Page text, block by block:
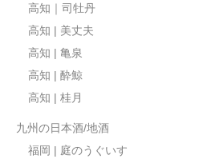
高知｜司牡丹
高知 | 美丈夫
高知 | 亀泉
高知 | 酔鯨
高知 | 桂月
九州の日本酒/地酒
福岡 | 庭のうぐいす